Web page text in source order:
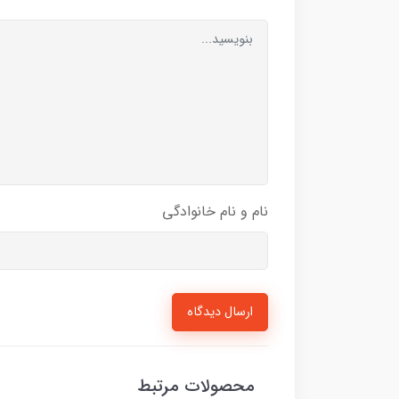
نام و نام خانوادگی
ارسال دیدگاه
محصولات مرتبط